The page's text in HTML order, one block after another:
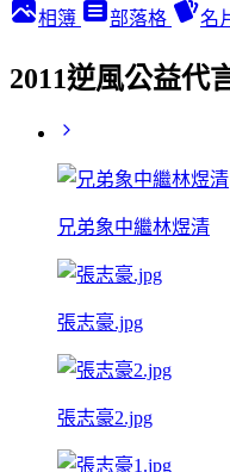
相簿 部落格 名
2011逆風公益代
兄弟象中繼林煜清
張志豪.jpg
張志豪2.jpg